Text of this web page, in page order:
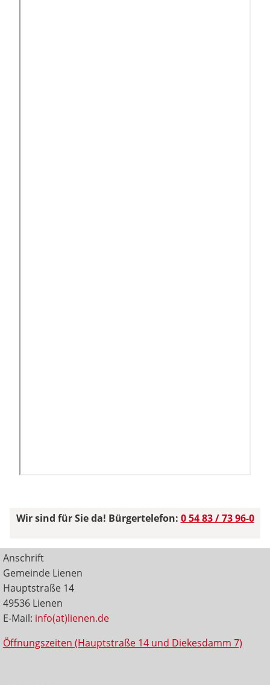
Wir sind für Sie da! Bürgertelefon: 0 54 83 / 73 96-0
Anschrift
Gemeinde Lienen
Hauptstraße 14
49536 Lienen
E-Mail: info(at)lienen.de
Öffnungszeiten (Hauptstraße 14 und Diekesdamm 7)